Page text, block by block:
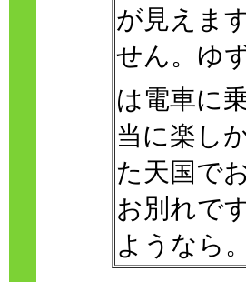
が見えま
せん。ゆ
は電車に
当に楽し
た天国で
お別れで
ようなら。